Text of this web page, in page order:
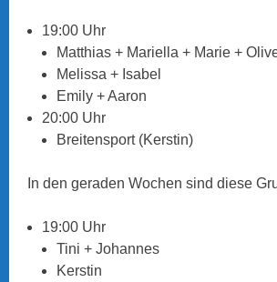
19:00 Uhr
Matthias + Mariella + Marie +
Melissa + Isabel
Emily + Aaron
20:00 Uhr
Breitensport (Kerstin)
In den geraden Wochen sind diese
19:00 Uhr
Tini + Johannes
Kerstin